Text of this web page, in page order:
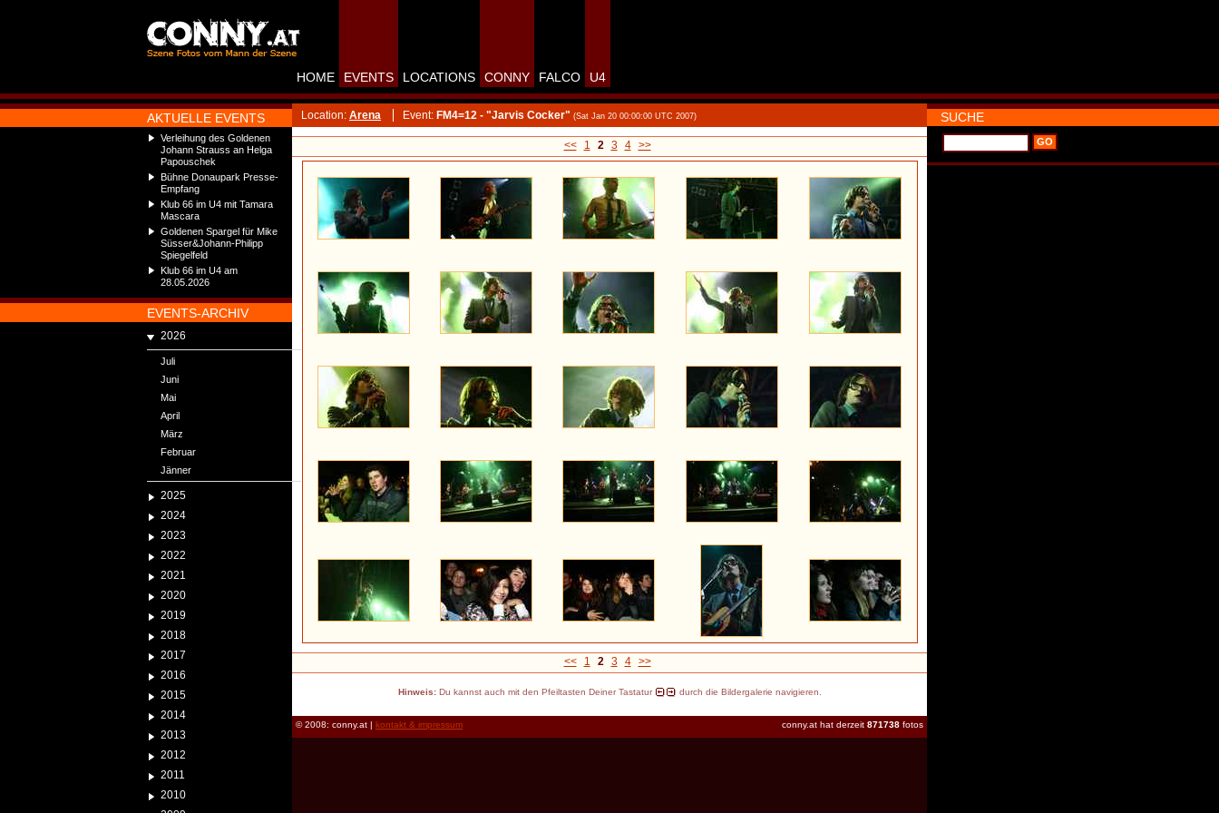
AKTUELLE EVENTS
Verleihung des Goldenen
Johann Strauss an Helga
Papouschek
Bühne Donaupark Presse-
Empfang
Klub 66 im U4 mit Tamara
Mascara
Goldenen Spargel für Mike
Süsser&Johann-Philipp
Spiegelfeld
Klub 66 im U4 am
28.05.2026
EVENTS-ARCHIV
2026
Juli
Juni
Mai
April
März
Februar
Jänner
2025
2024
2023
2022
2021
2020
2019
2018
2017
2016
2015
2014
2013
2012
2011
2010
HOME EVENTS LOCATIONS CONNY FALCO U4
Location: Arena Event: FM4=12 - "Jarvis Cocker" (Sat Jan 20 00:00:00 UTC 2007)
<< 1 2 3 4 >>
<< 1 2 3 4 >>
Hinweis:Du kannst auch mit den Pfeiltasten Deiner Tastatur durch die Bildergalerie navigieren.
conny.at hat derzeit 871738 fotos
© 2008: conny.at | kontakt & impressum
SUCHE